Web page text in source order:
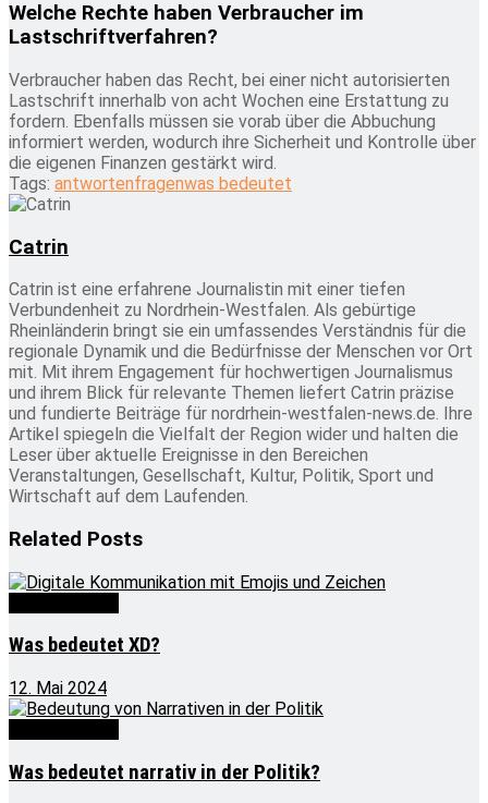
Welche Rechte haben Verbraucher im
Lastschriftverfahren?
Verbraucher haben das Recht, bei einer nicht autorisierten
Lastschrift innerhalb von acht Wochen eine Erstattung zu
fordern. Ebenfalls müssen sie vorab über die Abbuchung
informiert werden, wodurch ihre Sicherheit und Kontrolle über
die eigenen Finanzen gestärkt wird.
Tags: antwortenfragenwas bedeutet
Catrin
Catrin ist eine erfahrene Journalistin mit einer tiefen
Verbundenheit zu Nordrhein-Westfalen. Als gebürtige
Rheinländerin bringt sie ein umfassendes Verständnis für die
regionale Dynamik und die Bedürfnisse der Menschen vor Ort
mit. Mit ihrem Engagement für hochwertigen Journalismus
und ihrem Blick für relevante Themen liefert Catrin präzise
und fundierte Beiträge für nordrhein-westfalen-news.de. Ihre
Artikel spiegeln die Vielfalt der Region wider und halten die
Leser über aktuelle Ereignisse in den Bereichen
Veranstaltungen, Gesellschaft, Kultur, Politik, Sport und
Wirtschaft auf dem Laufenden.
Related Posts
Was bedeutet XD?
12. Mai 2024
Was bedeutet narrativ in der Politik?